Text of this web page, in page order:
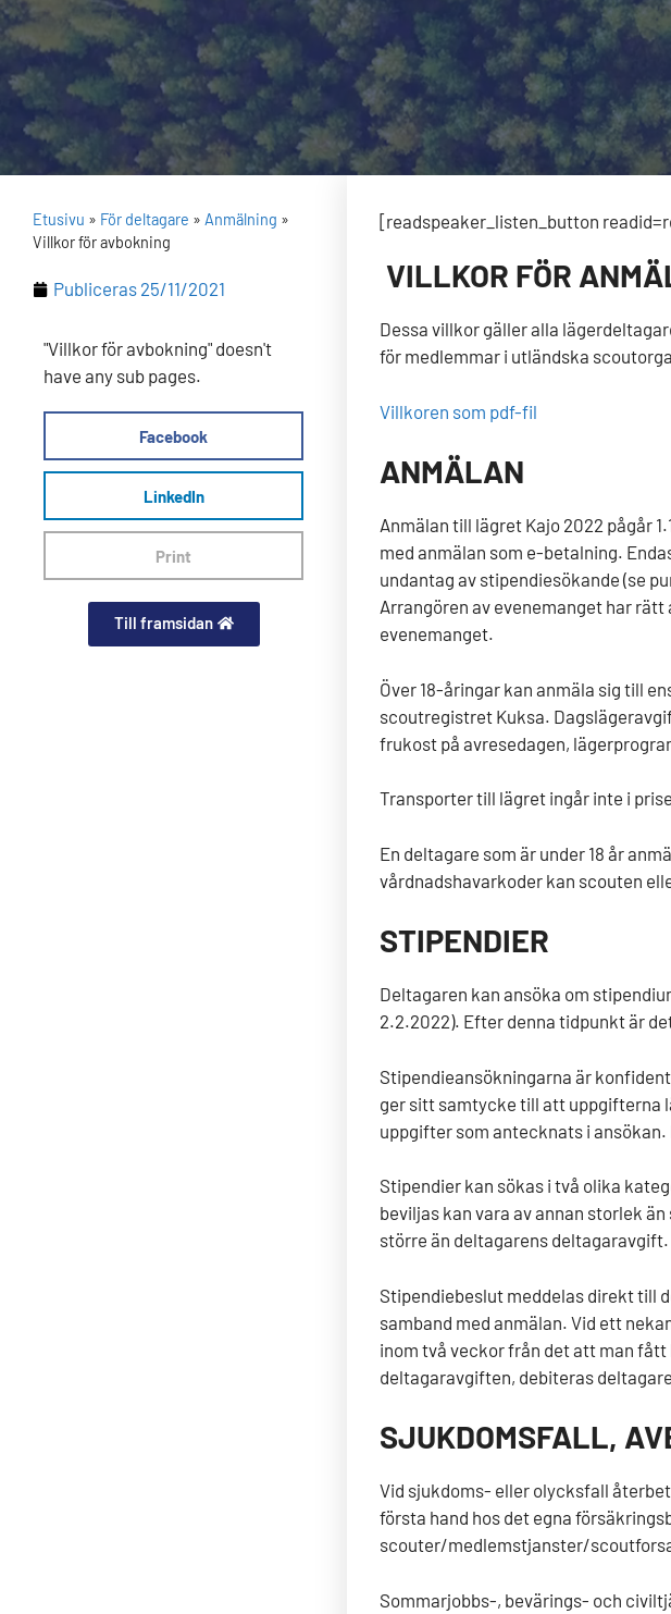
Etusivu » För deltagare » Anmälning »
Villkor för avbokning
Publiceras 25/11/2021
"Villkor för avbokning" doesn't
have any sub pages.
Facebook
LinkedIn
Print
Till framsidan
[readspeaker_listen_button
VILLKOR FÖR
Dessa villkor gäller alla
för medlemmar i utländska
Villkoren som pdf-fil
ANMÄLAN
Anmälan till lägret Kajo 2022 pågår
med anmälan som e-betalning.
undantag av stipendiesökande (se
Arrangören av evenemanget har
evenemanget.
Över 18-åringar kan anmäla sig till
scoutregistret Kuksa.
frukost på avresedagen,
Transporter till lägret ingår inte i
En deltagare som är under 18 år
vårdnadshavarkoder kan scouten
STIPENDIER
Deltagaren kan ansöka om
2.2.2022). Efter denna tidpunkt är
Stipendieansökningarna är
ger sitt samtycke till att uppgifterna
uppgifter som antecknats i ansökan.
Stipendier kan sökas i två olika
beviljas kan vara av annan storlek
större än deltagarens deltagaravgift.
Stipendiebeslut meddelas direkt till
samband med anmälan. Vid ett
inom två veckor från det att man
deltagaravgiften, debiteras
SJUKDOMSFALL,
Vid sjukdoms- eller olycksfall
första hand hos det egna
scouter/medlemstjanster/
Sommarjobbs-, bevärings- och